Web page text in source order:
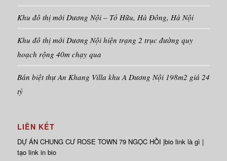
Khu đô thị mới Dương Nội – Tố Hữu, Hà Đông, Hà Nội
Khu đô thị mới Dương Nội hiện trạng 2 trục đường quy
hoạch rộng 40m chạy qua
Bán biệt thự An Khang Villa khu A Dương Nội 198m2 giá 24
tỷ
LIÊN KẾT
DỰ ÁN CHUNG CƯ ROSE TOWN79 NGỌC HỒI |bio link là gì |
tạo link in bio